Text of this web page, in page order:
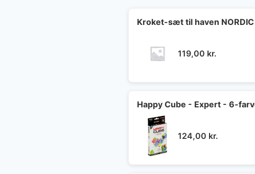
Kroket-sæt til haven NORDIC
119,00 kr.
Happy Cube - Expert - 6-
124,00 kr.